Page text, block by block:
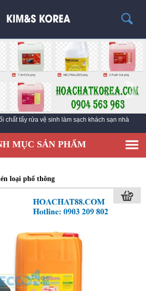
CÔNG NGHIỆP ECO ONE
sạch số hàng đầu Hàn Quốc với hơn 45 Năm
MỤC SẢN PHẨM
loại phổ thông